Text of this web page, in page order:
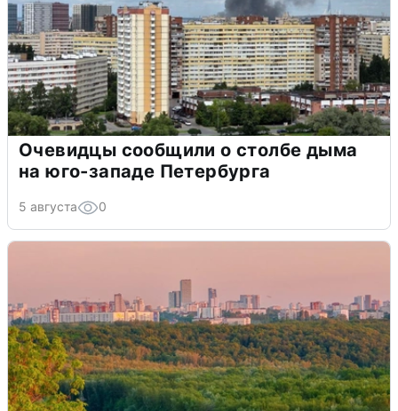
Очевидцы сообщили о столбе дыма
на юго-западе Петербурга
5 августа 0